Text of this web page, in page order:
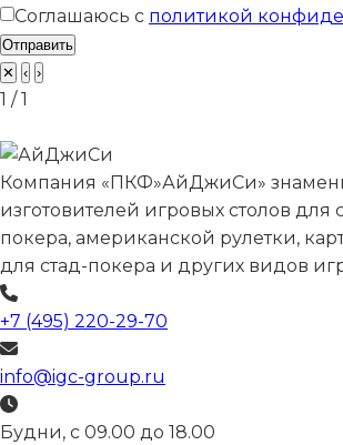
Соглашаюсь с политикой
Отправить
✕
‹ ›
1 / 1
Компания «ПКФ»АйДжиСи»
изготовителей игровых столов для
покера, американской рулетки,
для стад-покера и других видов
+7 (495) 220-29-70
info@igc-group.ru
Будни, с 09.00 до 18.00